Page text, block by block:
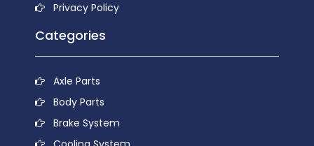
Privacy Policy
Categories
Axle Parts
Body Parts
Brake System